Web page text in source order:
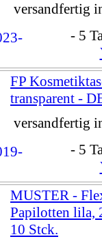
versandfertig
- 5
FP
transparent -
versandfertig
- 5
MUSTER -
Papilotten lila,
10 Stck.